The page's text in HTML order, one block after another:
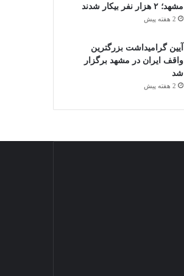
مشهد؛ ۲ هزار نفر بیکار شدند
2 هفته پیش
آیین گرامیداشت بزرگترین
واقف ایران در مشهد برگزار
شد
2 هفته پیش